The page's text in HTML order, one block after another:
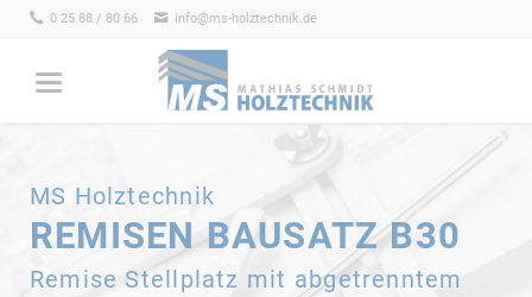
0 25 88 / 80 66 info@ms-holztechnik.de
MS Holztechnik
REMISEN BAUSATZ B30
Remise Stellplatz mit abgetrenntem